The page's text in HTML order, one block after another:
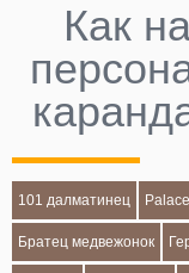
Как
101 далматинец
Братец медвежонок